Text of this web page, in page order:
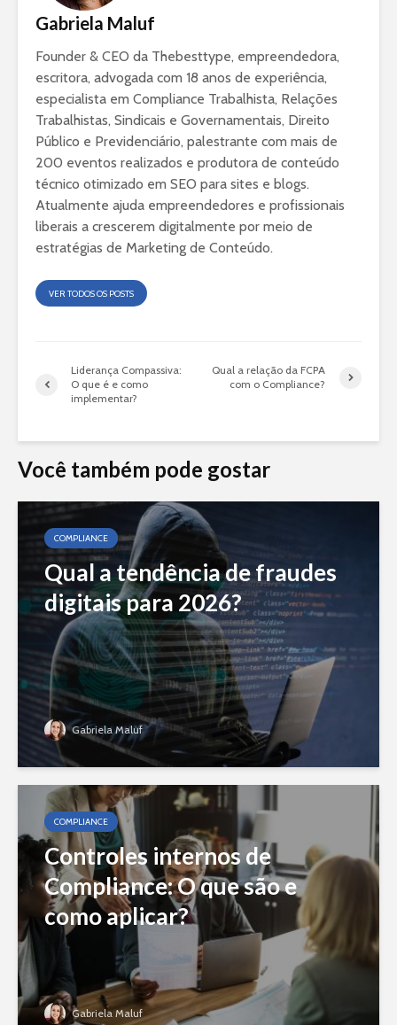
Gabriela Maluf
Founder & CEO da Thebesttype, empreendedora,
escritora, advogada com 18 anos de experiência,
especialista em Compliance Trabalhista, Relações
Trabalhistas, Sindicais e Governamentais, Direito
Público e Previdenciário, palestrante com mais de
200 eventos realizados e produtora de conteúdo
técnico otimizado em SEO para sites e blogs.
Atualmente ajuda empreendedores e profissionais
liberais a crescerem digitalmente por meio de
estratégias de Marketing de Conteúdo.
VER TODOS OS POSTS
Liderança Compassiva:
O que é e como
implementar?
Qual a relação da FCPA
com o Compliance?
Você também pode gostar
COMPLIANCE
Qual a tendência de fraudes
digitais para 2026?
Gabriela Maluf
COMPLIANCE
Controles internos de
Compliance: O que são e
como aplicar?
Gabriela Maluf